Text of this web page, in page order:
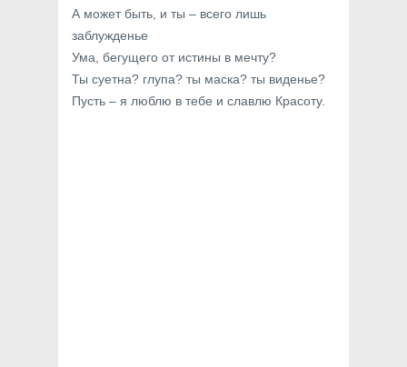
А может быть, и ты – всего лишь
заблужденье
Ума, бегущего от истины в мечту?
Ты суетна? глупа? ты маска? ты виденье?
Пусть – я люблю в тебе и славлю Красоту.